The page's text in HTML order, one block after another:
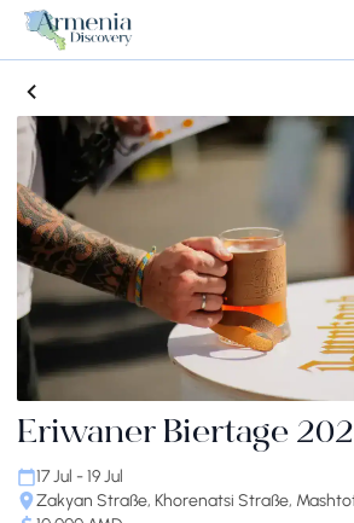
Eriwaner Biertage
17 Jul - 19 Jul
Zakyan Straße, Khorenatsi Straße,